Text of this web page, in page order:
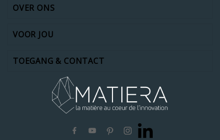
OVER ONS
VOOR JOU
TOEGANG & CONTACT